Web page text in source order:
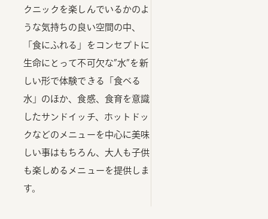
クニックを楽しんでいるかのよ
うな気持ちの良い空間の中、
「食にふれる」をコンセプトに
生命にとって不可欠な”水”を新
しい形で体験できる「食べる
水」のほか、食感、食育を意識
したサンドイッチ、ホットドッ
クなどのメニューを中心に美味
しい事はもちろん、大人も子供
も楽しめるメニューを提供しま
す。